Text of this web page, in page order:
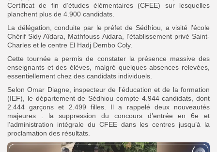
Certificat de fin d’études élémentaires (CFEE) sur lesquelles
planchent plus de 4.900 candidats.
La délégation, conduite par le préfet de Sédhiou, a visité l’école
Chérif Sidy Aïdara, Mathfouss Aidara, l’établissement privé Saint-
Charles et le centre El Hadj Dembo Coly.
Cette tournée a permis de constater la présence massive des
enseignants et des élèves, malgré quelques absences relevées,
essentiellement chez des candidats individuels.
Selon Omar Diagne, inspecteur de l’éducation et de la formation
(IEF), le département de Sédhiou compte 4.944 candidats, dont
2.444 garçons et 2.499 filles. Il a rappelé deux nouveautés
majeures : la suppression du concours d’entrée en 6e et
l’administration intégrale du CFEE dans les centres jusqu’à la
proclamation des résultats.